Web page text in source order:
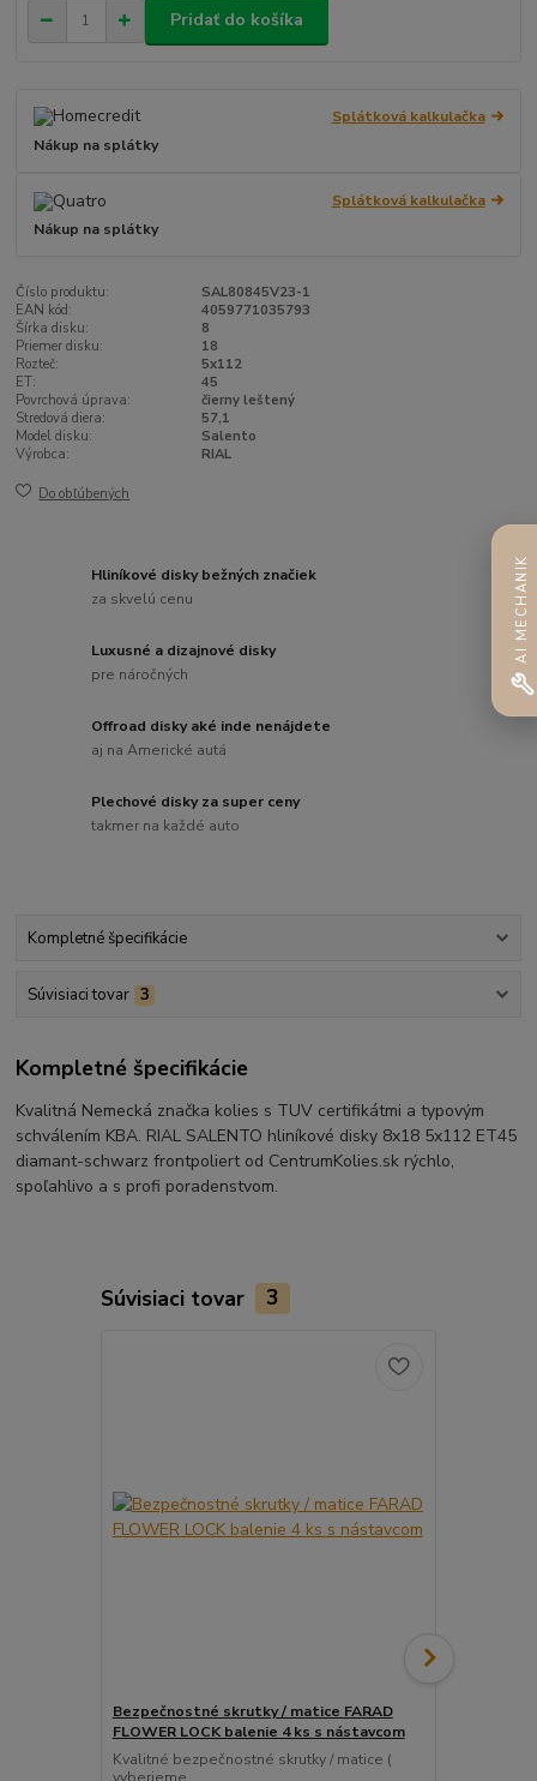
Pridať do košíka
Splátková kalkulačka
Nákup na splátky
Splátková kalkulačka
Nákup na splátky
Číslo produktu:
SAL80845V23-1
EAN kód:
4059771035793
Šírka disku:
8
Priemer disku:
18
Rozteč:
5x112
ET:
45
Povrchová úprava:
čierny leštený
Stredová diera:
57,1
Model disku:
Salento
Výrobca:
RIAL
Do obľúbených
Hliníkové disky bežných značiek
za skvelú cenu
Luxusné a dizajnové disky
pre náročných
Offroad disky aké inde nenájdete
aj na Americké autá
Plechové disky za super ceny
takmer na každé auto
Kompletné špecifikácie
Súvisiaci tovar 3
Kompletné špecifikácie
Kvalitná Nemecká značka kolies s TUV certifikátmi a typovým
schválením KBA. RIAL SALENTO hliníkové disky 8x18 5x112 ET45
diamant-schwarz frontpoliert od CentrumKolies.sk rýchlo,
spoľahlivo a s profi poradenstvom.
Súvisiaci tovar 3
Bezpečnostné skrutky / matice FARAD
FLOWER LOCK balenie 4 ks s nástavcom
Kvalitné bezpečnostné skrutky / matice (
AI MECHANIK